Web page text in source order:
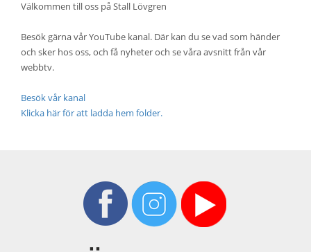
Välkommen till oss på Stall Lövgren
Besök gärna vår YouTube kanal. Där kan du se vad som händer
och sker hos oss, och få nyheter och se våra avsnitt från vår
webbtv.
Besök vår kanal
Klicka här för att ladda hem folder.